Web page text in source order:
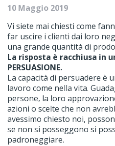
10 Maggio 2019
Vi siete mai chiesti come
far uscire i clienti dai loro
una grande quantità di
La risposta è racchiusa in
PERSUASIONE.
La capacità di persuadere è
lavoro come nella vita.
persone, la loro
azioni o scelte che non
avessimo chiesto noi,
se non si posseggono si
padroneggiare.